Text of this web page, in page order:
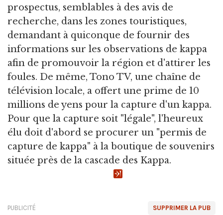
prospectus, semblables à des avis de
recherche, dans les zones touristiques,
demandant à quiconque de fournir des
informations sur les observations de kappa
afin de promouvoir la région et d'attirer les
foules. De même, Tono TV, une chaîne de
télévision locale, a offert une prime de 10
millions de yens pour la capture d'un kappa.
Pour que la capture soit "légale", l'heureux
élu doit d'abord se procurer un "permis de
capture de kappa" à la boutique de souvenirs
située près de la cascade des Kappa.
SUPPRIMER LA PUB
PUBLICITÉ